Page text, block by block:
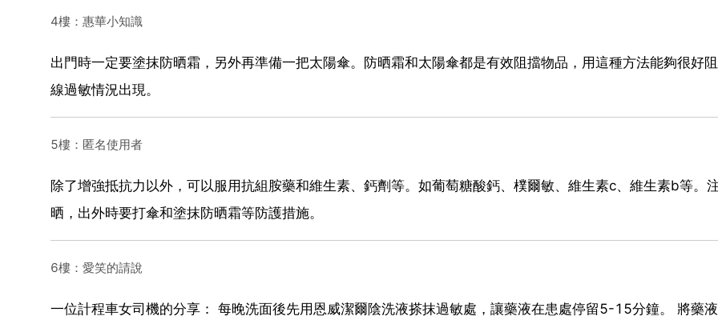
4樓：惠華小知識
出門時一定要塗抹防晒霜，另外再準備一把太陽傘。防晒霜和太陽傘都是有效阻擋物品，用這種方法能夠很好
線過敏情況出現。
5樓：匿名使用者
除了增強抵抗力以外，可以服用抗組胺藥和維生素、鈣劑等。如葡萄糖酸鈣、樸爾敏、維生素c、維生素b等。
晒，出外時要打傘和塗抹防晒霜等防護措施。
6樓：愛笑的請說
一位計程車女司機的分享： 每晚洗面後先用恩威潔爾陰洗液搽抹過敏處，讓藥液在患處停留5-15分鐘。 將藥